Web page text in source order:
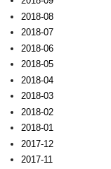
2018-08
2018-07
2018-06
2018-05
2018-04
2018-03
2018-02
2018-01
2017-12
2017-11